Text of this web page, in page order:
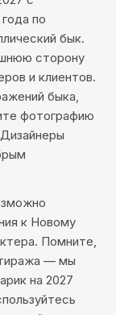
по
бык.
сторону
и клиентов.
быка,
фотографию
к Новому
Помните,
тиража — мы
на 2027